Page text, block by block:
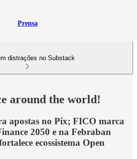
Prensa
distrações no Substack
around the world!
apostas no Pix; FICO marca
2050 e na Febraban
ecossistema Open